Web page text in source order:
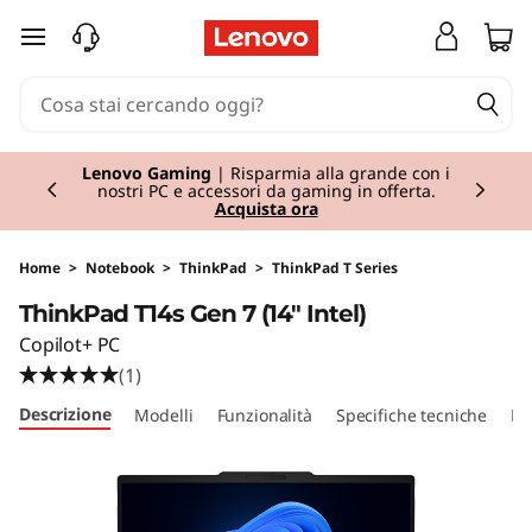
T
k
P
a
d
T
passa a contenuto principale
Lenovo Gaming | Risparmia alla grande con i
nostri PC e accessori da gaming in offerta.
Acquista ora
Currently displaying item 2 of 3
Home > Notebook > ThinkPad > ThinkPad T Series
ThinkPad T14s Gen 7 (14" Intel)
Copilot+ PC
(1)
Descrizione Modelli Funzionalità Specifiche tecniche